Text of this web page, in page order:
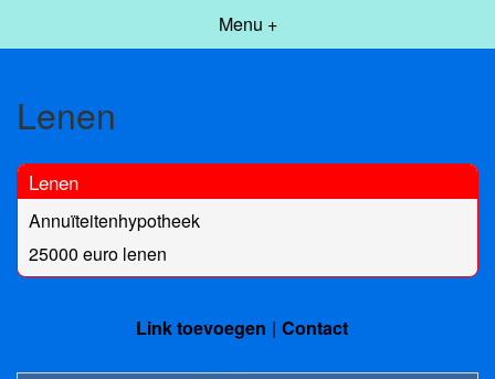
Menu +
Lenen
Lenen
Annuïteitenhypotheek
25000 euro lenen
Link toevoegen Contact